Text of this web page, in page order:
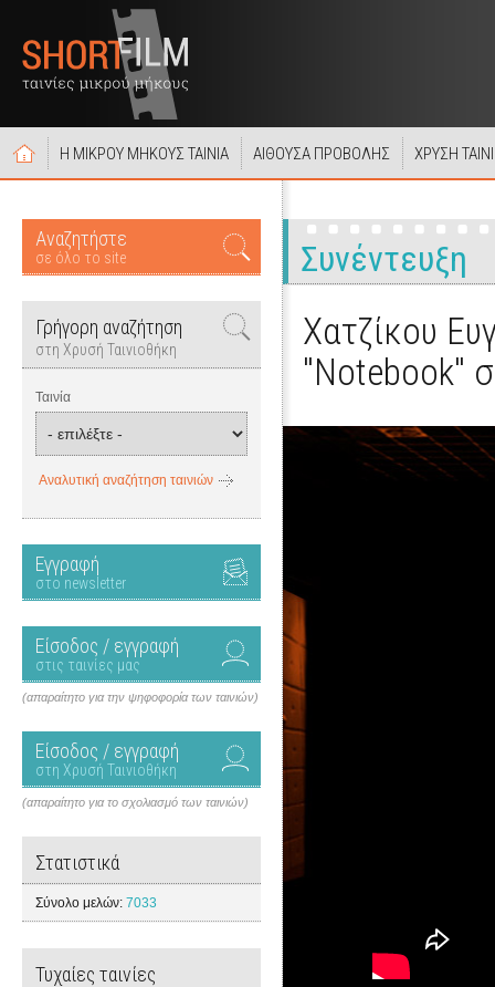
Η ΜΙΚΡΟΥ ΜΗΚΟΥΣ ΤΑΙΝΙΑ ΑΙΘΟΥΣΑ ΠΡΟΒΟΛΗΣ ΧΡΥΣΗ
Αναζητήστε
σε όλο το site
Γρήγορη αναζήτηση
στη Χρυσή Ταινιοθήκη
Ταινία
Αναλυτική αναζήτηση ταινιών
Εγγραφή
στο newsletter
Είσοδος / εγγραφή
στις ταινίες μας
(απαραίτητο για την ψηφοφορία των ταινιών)
Είσοδος / εγγραφή
στη Χρυσή Ταινιοθήκη
(απαραίτητο για το σχολιασμό των ταινιών)
Στατιστικά
Σύνολο μελών: 7033
Τυχαίες ταινίες
Συνέντευξη
Χατζίκου
"Notebook"